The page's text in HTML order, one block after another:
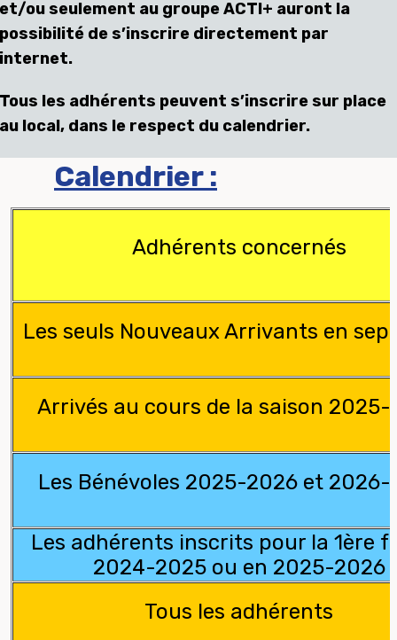
ou seulement au groupe ACTI+ auront la
de s’inscrire directement par
les adhérents peuvent s’inscrire sur place
local, dans le respect du calendrier.
Calendrier :
Adhérents concernés
Les seuls Nouveaux Arrivants en
Arrivés au cours de la saison 2025-
Les Bénévoles 2025-2026 et 2026-
Les adhérents inscrits pour la 1ère
2024-2025 ou en 2025-2026
Tous les adhérents